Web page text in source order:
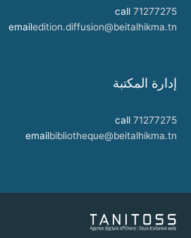
call 71277275
emailedition.diffusion@beitalhikma.tn
إدارة المكتبة
call 71277275
emailbibliotheque@beitalhikma.tn